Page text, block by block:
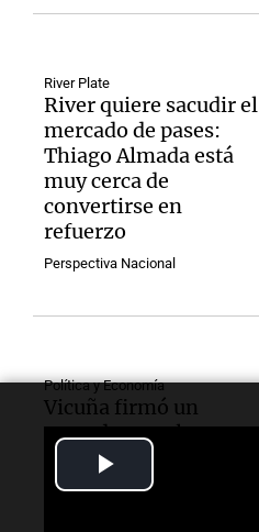
River Plate
River quiere sacudir el
mercado de pases:
Thiago Almada está
muy cerca de
convertirse en
refuerzo
Perspectiva Nacional
Política y Economía
Vicuña firmó un
acuerdo con el
Gobierno de San Juan
para fortalecer a largo